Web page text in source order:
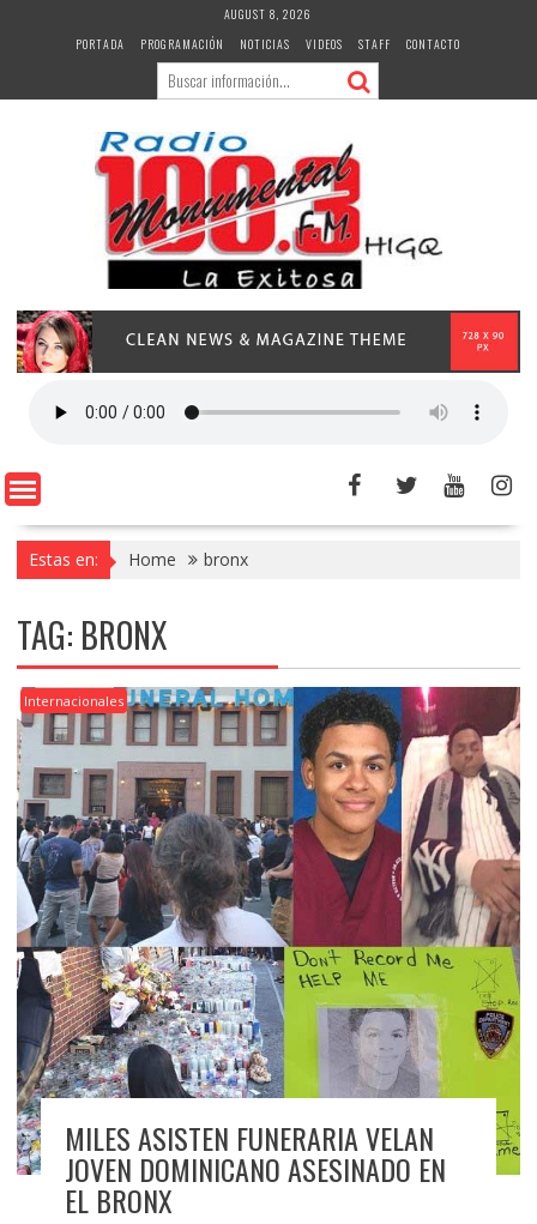
AUGUST 8, 2026
PORTADA
PROGRAMACIÓN NOTICIAS VIDEOS STAFF CONTACTO
Estas en: Home bronx
TAG: BRONX
Internacionales
MILES ASISTEN FUNERARIA VELAN
JOVEN DOMINICANO ASESINADO EN
EL BRONX